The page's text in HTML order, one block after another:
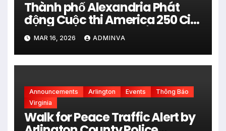
Thành phố Alexandria Phát
động Cuộc thi America 250 City
Art Poster Project” Nhằm kỷ
niệm 250 năm thành lập Hợp
chủng quốc Hoa Kỳ vào năm
2026
MAR 16, 2026 ADMINVA
Announcements Arlington Events
Thông Báo
Virginia
Walk for Peace Traffic Alert by